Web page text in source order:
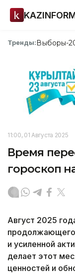
Тренды:Выборы-
11:00, 01 Августа 2025
Время
гороскоп
Август 2025
и усиленной
делает этот
ценностей и